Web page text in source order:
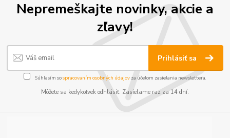
Nepremeškajte novinky, akcie a
zľavy!
Prihlásiť sa
Súhlasím sospracovaním osobných údajov za účelom zasielania newslettera.
Môžete sa kedykoľvek odhlásiť. Zasielame raz za 14 dní.